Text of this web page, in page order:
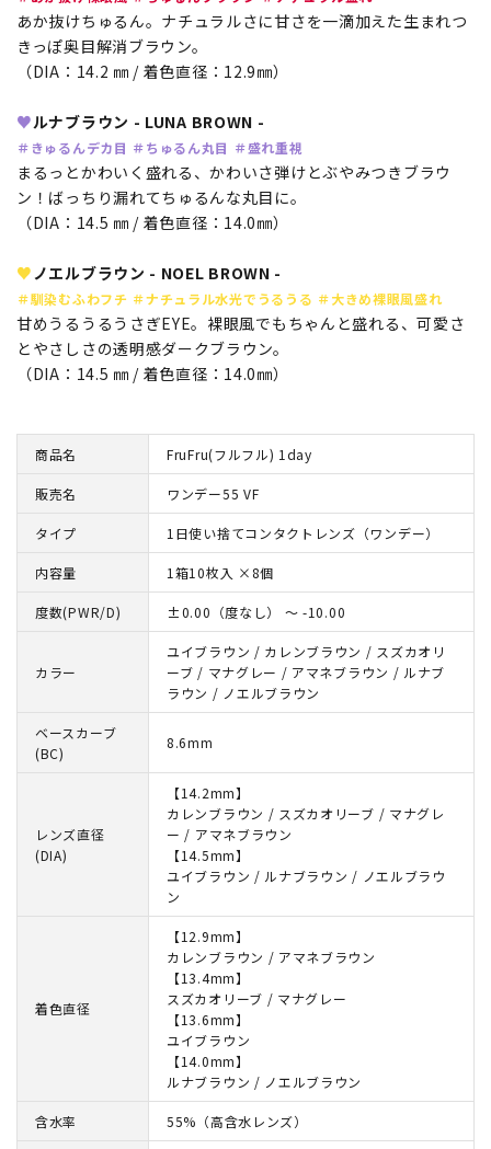
あか抜けちゅるん。ナチュラルさに甘さを一滴加えた生まれつ
きっぽ奥目解消ブラウン。
（DIA：14.2 ㎜ / 着色直径：12.9㎜）
♥ルナブラウン - LUNA BROWN -
＃きゅるんデカ目 ＃ちゅるん丸目 ＃盛れ重視
まるっとかわいく盛れる、かわいさ弾けとぶやみつきブラウ
ン！ばっちり漏れてちゅるんな丸目に。
（DIA：14.5 ㎜ / 着色直径：14.0㎜）
♥ ノエルブラウン - NOEL BROWN -
＃馴染むふわフチ ＃ナチュラル水光でうるうる ＃大きめ裸眼風盛れ
甘めうるうるうさぎEYE。裸眼風でもちゃんと盛れる、可愛さ
とやさしさの透明感ダークブラウン。
（DIA：14.5 ㎜ / 着色直径：14.0㎜）
商品名 FruFru(フルフル) 1day
販売名 ワンデー55 VF
タイプ 1日使い捨てコンタクトレンズ（ワンデー）
内容量 1箱10枚入 ×8個
度数(PWR/D) ±0.00（度なし） ～ -10.00
カラー
ユイブラウン / カレンブラウン / スズカオリ
ーブ / マナグレー / アマネブラウン / ルナブ
ラウン / ノエルブラウン
ベースカーブ
(BC)
8.6mm
レンズ直径
(DIA)
【14.2mm】
カレンブラウン / スズカオリーブ / マナグレ
ー / アマネブラウン
【14.5mm】
ユイブラウン / ルナブラウン / ノエルブラウ
ン
着色直径
【12.9mm】
カレンブラウン / アマネブラウン
【13.4mm】
スズカオリーブ / マナグレー
【13.6mm】
ユイブラウン
【14.0mm】
ルナブラウン / ノエルブラウン
含水率 55%（高含水レンズ）